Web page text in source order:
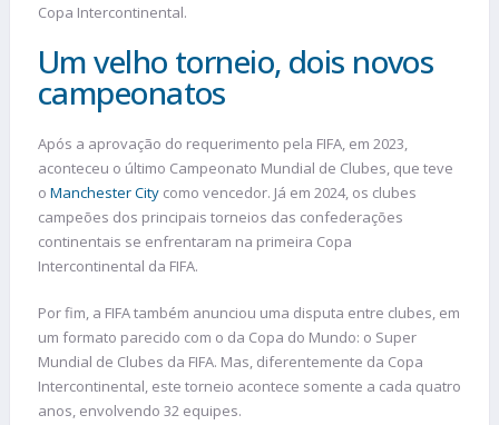
Copa Intercontinental.
Um velho torneio, dois novos
campeonatos
Após a aprovação do requerimento pela FIFA, em 2023,
aconteceu o último Campeonato Mundial de Clubes, que teve
o Manchester City como vencedor. Já em 2024, os clubes
campeões dos principais torneios das confederações
continentais se enfrentaram na primeira Copa
Intercontinental da FIFA.
Por fim, a FIFA também anunciou uma disputa entre clubes, em
um formato parecido com o da Copa do Mundo: o Super
Mundial de Clubes da FIFA. Mas, diferentemente da Copa
Intercontinental, este torneio acontece somente a cada quatro
anos, envolvendo 32 equipes.